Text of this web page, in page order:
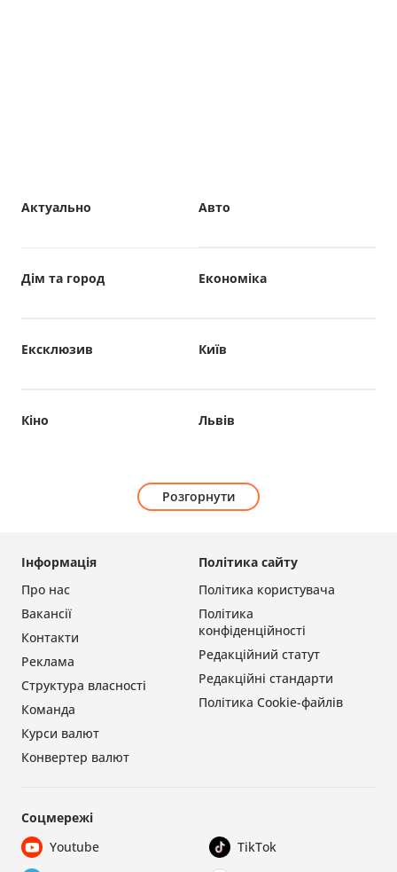
Авто
Актуально
Дім та город Економіка
Ексклюзив Київ
Кіно Львів
Розгорнути
Політика сайту
Політика користувача
Політика
конфіденційності
Редакційний статут
Редакційні стандарти
Політика Cookie-файлів
Інформація
Про нас
Вакансії
Контакти
Реклама
Структура власності
Команда
Курси валют
Конвертер валют
Соцмережі
Youtube
TikTok